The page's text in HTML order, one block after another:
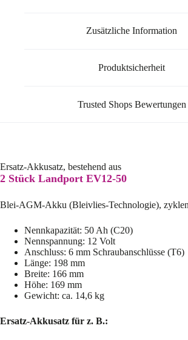
Zusätzliche Information
Produktsicherheit
Trusted Shops Bewertungen
Ersatz-Akkusatz, bestehend aus
2 Stück Landport EV12-50
Blei-AGM-Akku (Bleivlies-Technologie),
Nennkapazität: 50 Ah (C20)
Nennspannung: 12 Volt
Anschluss: 6 mm Schraubanschlüsse (T6)
Länge: 198 mm
Breite: 166 mm
Höhe: 169 mm
Gewicht: ca. 14,6 kg
Ersatz-Akkusatz für z. B.: